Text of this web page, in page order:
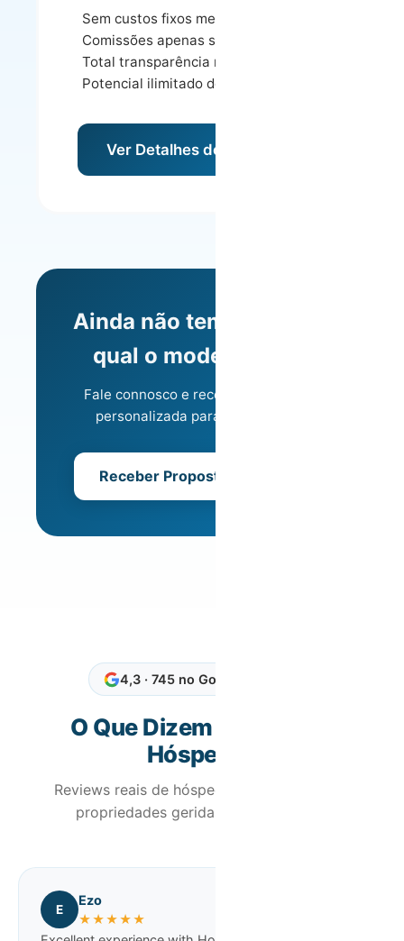
Sem custos fixos mensais
Comissões apenas sobre receita
Total transparência nos ganhos
Potencial ilimitado de receita
Ver Detalhes do Modelo
Ainda não tem a certeza
qual o modelo ideal?
Fale connosco e receba uma análise
personalizada para o seu imóvel.
Receber Proposta Gratuita
4,3 · 745 no Google Reviews
O Que Dizem os Nossos
Hóspedes
Reviews reais de hóspedes que ficaram em
propriedades geridas pela Host Wise
E
Ezo
★★★★★